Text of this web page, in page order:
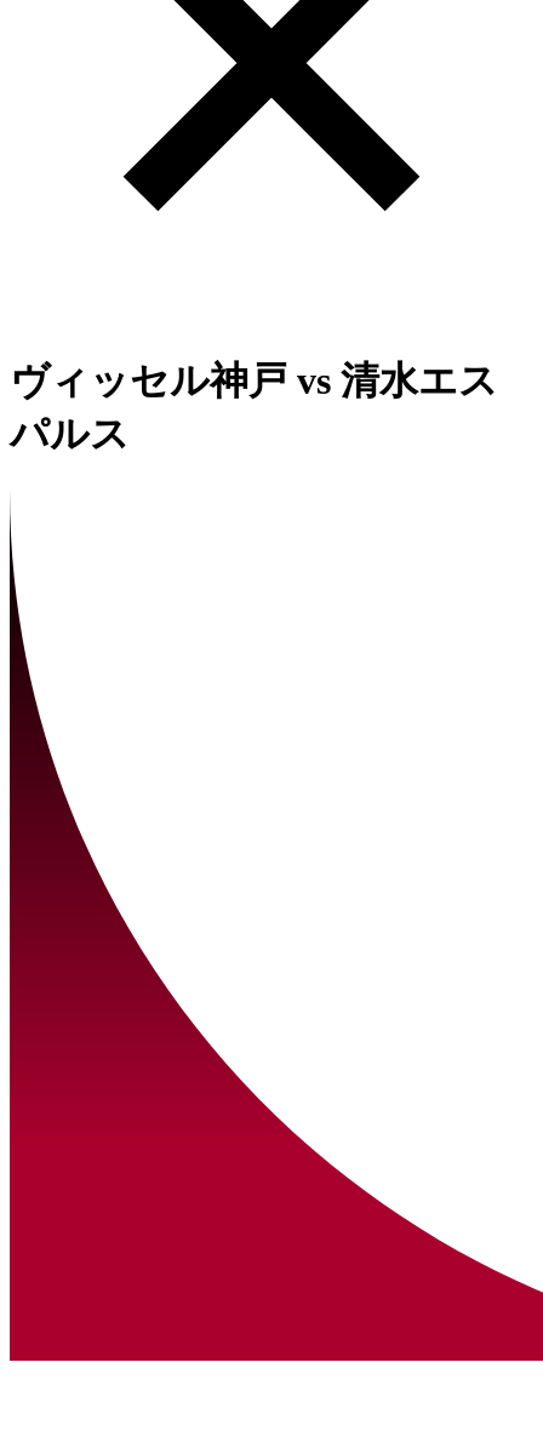
ヴィッセル神戸 vs 清水エス
パルス